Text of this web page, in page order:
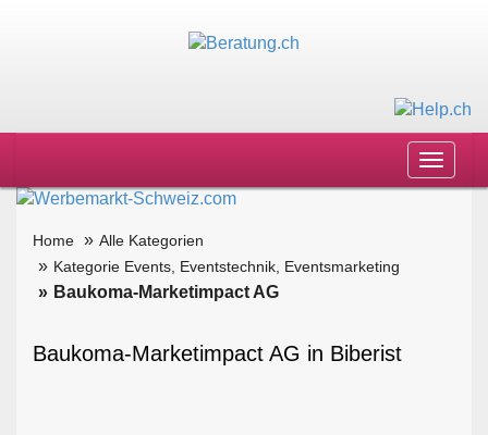
Toggle
Home
Alle Kategorien
Kategorie Events, Eventstechnik, Eventsmarketing
Baukoma-Marketimpact AG
Baukoma-Marketimpact AG in Biberist